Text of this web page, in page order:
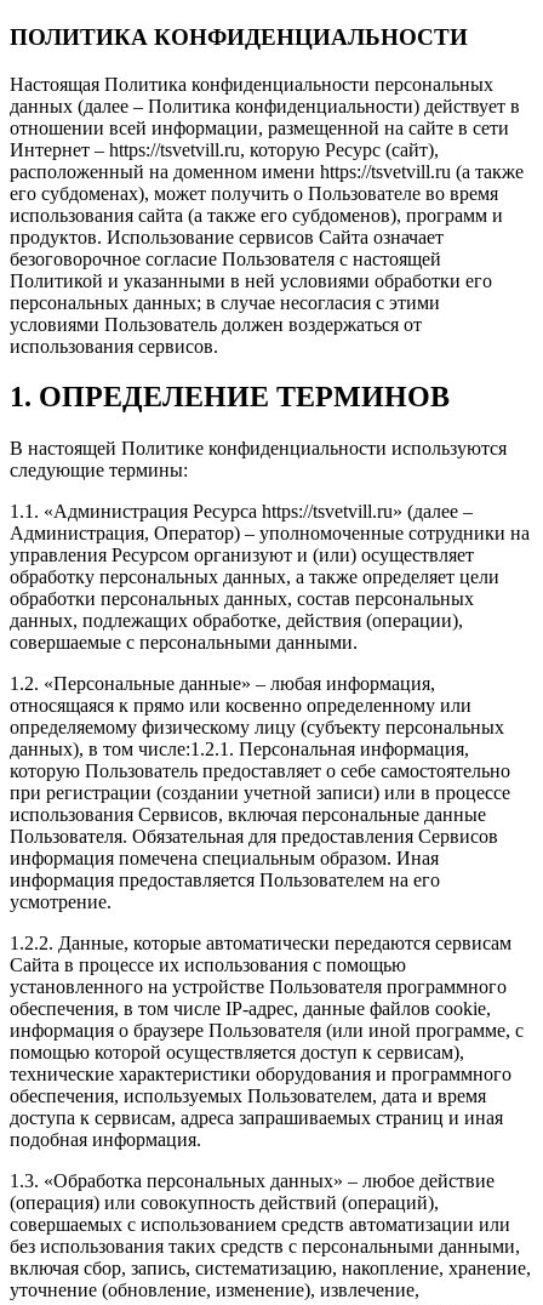
ПОЛИТИКА КОНФИДЕНЦИАЛЬНОСТИ
Настоящая Политика конфиденциальности персональных
данных (далее – Политика конфиденциальности) действует в
отношении всей информации, размещенной на сайте в сети
Интернет – https://tsvetvill.ru, которую Ресурс (сайт),
расположенный на доменном имени https://tsvetvill.ru (а также
его субдоменах), может получить о Пользователе во время
использования сайта (а также его субдоменов), программ и
продуктов. Использование сервисов Сайта означает
безоговорочное согласие Пользователя с настоящей
Политикой и указанными в ней условиями обработки его
персональных данных; в случае несогласия с этими
условиями Пользователь должен воздержаться от
использования сервисов.
1. ОПРЕДЕЛЕНИЕ ТЕРМИНОВ
В настоящей Политике конфиденциальности используются
следующие термины:
1.1. «Администрация Ресурса https://tsvetvill.ru» (далее –
Администрация, Оператор) – уполномоченные сотрудники на
управления Ресурсом организуют и (или) осуществляет
обработку персональных данных, а также определяет цели
обработки персональных данных, состав персональных
данных, подлежащих обработке, действия (операции),
совершаемые с персональными данными.
1.2. «Персональные данные» – любая информация,
относящаяся к прямо или косвенно определенному или
определяемому физическому лицу (субъекту персональных
данных), в том числе:1.2.1. Персональная информация,
которую Пользователь предоставляет о себе самостоятельно
при регистрации (создании учетной записи) или в процессе
использования Сервисов, включая персональные данные
Пользователя. Обязательная для предоставления Сервисов
информация помечена специальным образом. Иная
информация предоставляется Пользователем на его
усмотрение.
1.2.2. Данные, которые автоматически передаются сервисам
Сайта в процессе их использования с помощью
установленного на устройстве Пользователя программного
обеспечения, в том числе IP-адрес, данные файлов cookie,
информация о браузере Пользователя (или иной программе, с
помощью которой осуществляется доступ к сервисам),
технические характеристики оборудования и программного
обеспечения, используемых Пользователем, дата и время
доступа к сервисам, адреса запрашиваемых страниц и иная
подобная информация.
1.3. «Обработка персональных данных» – любое действие
(операция) или совокупность действий (операций),
совершаемых с использованием средств автоматизации или
без использования таких средств с персональными данными,
включая сбор, запись, систематизацию, накопление, хранение,
уточнение (обновление, изменение), извлечение,